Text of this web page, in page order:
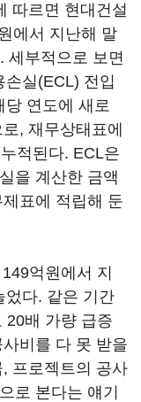
따르면 현대건설
에서 지난해 말
세부적으로 보면
실(ECL) 전입
당 연도에 새로
, 재무상태표에
적된다. ECL은
을 계산한 금액
표에 적립해 둔
억원에서 지
었다. 같은 기간
20배 가량 급증
비를 다 못 받을
프로젝트의 공사
로 본다는 얘기